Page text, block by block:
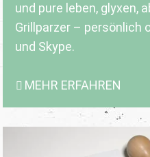
und pure leben, glyxen,
Grillparzer – persönlich
und Skype.
MEHR ERFAHREN